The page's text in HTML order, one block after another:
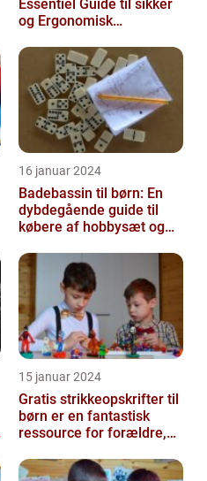
Essentiel Guide til sikker
og Ergonomisk
16 januar 2024
Badebassin til børn: En
dybdegående guide til
købere af hobbysæt og
15 januar 2024
Gratis strikkeopskrifter til
børn er en fantastisk
ressource for forældre,
strikke...